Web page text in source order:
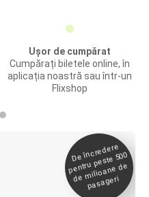
Ușor de cumpărat
Cumpărați biletele online, în
aplicația noastră sau într-un
Flixshop
De încredere
pentru peste 500
de
milioane de
pasageri